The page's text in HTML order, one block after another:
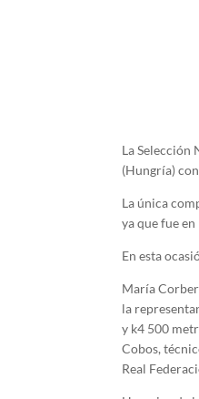
La Selección
(Hungría)
La única
ya que fue
En esta
María
la
y k4 500
Cobos,
Real